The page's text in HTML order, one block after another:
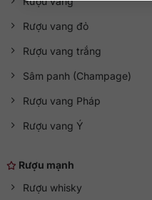
Rượu vang đỏ
Rượu vang trắng
Sâm panh (Champage)
Rượu vang Pháp
Rượu vang Ý
Rượu mạnh
Rượu whisky